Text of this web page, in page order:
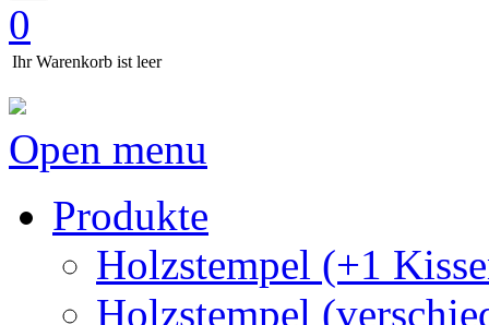
0
Ihr Warenkorb ist leer
Open menu
Produkte
Holzstempel (+1
Holzstempel